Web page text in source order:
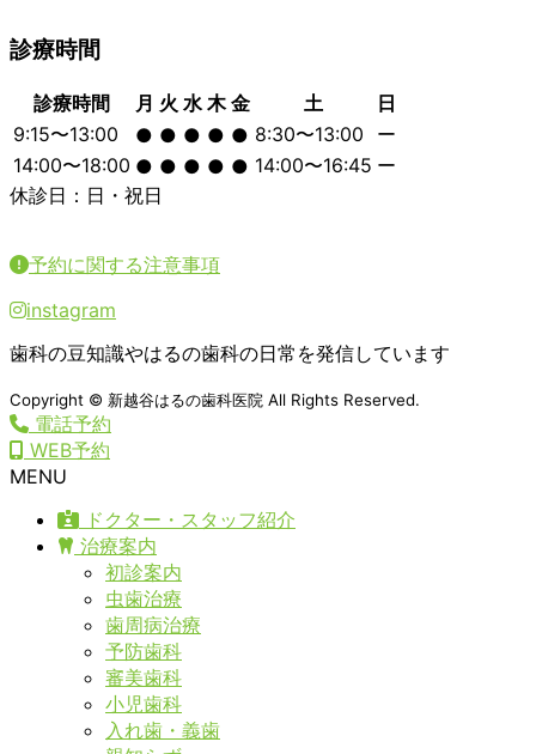
診療時間
診療時間 月 火 水 木 金 土
日
9:15〜13:00
● ● ● ● ● 8:30〜13:00
ー
14:00〜18:00 ● ● ● ● ● 14:00〜16:45 ー
休診日：日・祝日
予約に関する注意事項
instagram
歯科の豆知識やはるの歯科の日常を発信しています
Copyright © 新越谷はるの歯科医院 All Rights Reserved.
電話予約
WEB予約
MENU
ドクター・スタッフ紹介
治療案内
初診案内
虫歯治療
歯周病治療
予防歯科
審美歯科
小児歯科
入れ歯・義歯